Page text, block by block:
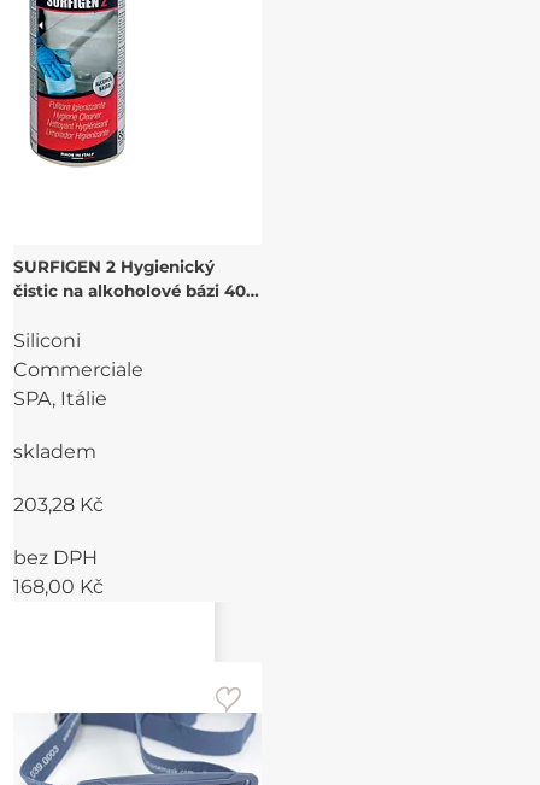
SURFIGEN 2 Hygienický
čistic na alkoholové bázi 400
Siliconi
Commerciale
SPA, Itálie
skladem
203,28 Kč
bez DPH
168,00 Kč